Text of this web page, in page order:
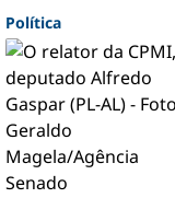
Política